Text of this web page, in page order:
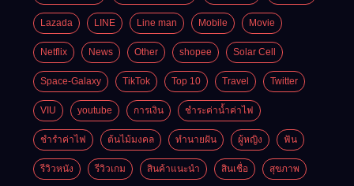
Lazada LINE Line man Mobile Movie
Netflix News Other shopee Solar Cell
Space-Galaxy TikTok Top 10 Travel Twitter
VIU youtube การเงิน ชำระค่าน้ำค่าไฟ
ชำรำค่าไฟ ต้นไม้มงคล ทำนายฝัน ผู้หญิง ฟัน
รีวิวหนัง รีวิวเกม สินค้าแนะนำ สินเชื่อ สุขภาพ